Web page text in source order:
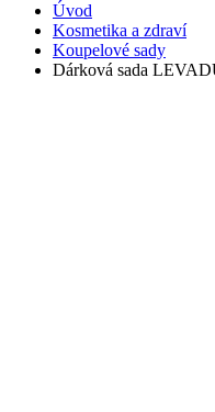
Úvod
Kosmetika a zdraví
Koupelové sady
Dárková sada